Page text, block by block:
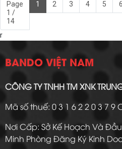
Page
1 /
14
1 2 3 4 5 6
r
BANDO VIỆT NAM
CÔNG TY TNHH TM XNK
Mã số thuế: 0 3 1 6 2 2 0 3 7
Nơi Cấp: Sở Kế Hoạch Và
Minh Phòng Đăng Ký Kinh